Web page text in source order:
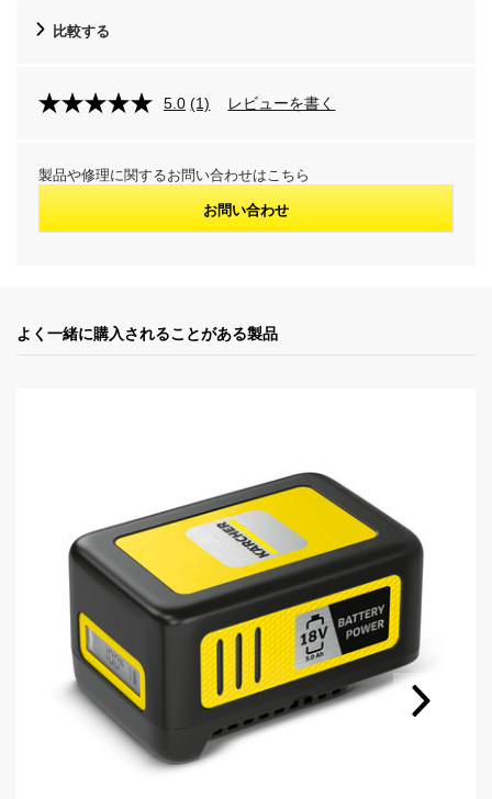
r
d
u
t
比較する
5.0 (1) レビューを書く
製品や修理に関するお問い合わせはこちら
お問い合わせ
よく一緒に購入されることがある製品